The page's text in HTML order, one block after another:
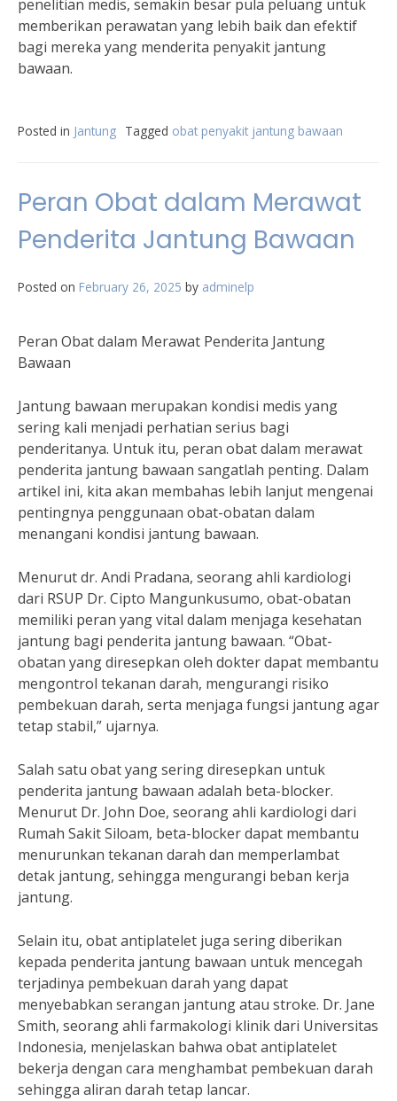
penelitian medis, semakin besar pula peluang untuk
memberikan perawatan yang lebih baik dan efektif
bagi mereka yang menderita penyakit jantung
bawaan.
Posted in Jantung Tagged obat penyakit jantung bawaan
Peran Obat dalam Merawat
Penderita Jantung Bawaan
Posted on February 26, 2025 by adminelp
Peran Obat dalam Merawat Penderita Jantung
Bawaan
Jantung bawaan merupakan kondisi medis yang
sering kali menjadi perhatian serius bagi
penderitanya. Untuk itu, peran obat dalam merawat
penderita jantung bawaan sangatlah penting. Dalam
artikel ini, kita akan membahas lebih lanjut mengenai
pentingnya penggunaan obat-obatan dalam
menangani kondisi jantung bawaan.
Menurut dr. Andi Pradana, seorang ahli kardiologi
dari RSUP Dr. Cipto Mangunkusumo, obat-obatan
memiliki peran yang vital dalam menjaga kesehatan
jantung bagi penderita jantung bawaan. “Obat-
obatan yang diresepkan oleh dokter dapat membantu
mengontrol tekanan darah, mengurangi risiko
pembekuan darah, serta menjaga fungsi jantung agar
tetap stabil,” ujarnya.
Salah satu obat yang sering diresepkan untuk
penderita jantung bawaan adalah beta-blocker.
Menurut Dr. John Doe, seorang ahli kardiologi dari
Rumah Sakit Siloam, beta-blocker dapat membantu
menurunkan tekanan darah dan memperlambat
detak jantung, sehingga mengurangi beban kerja
jantung.
Selain itu, obat antiplatelet juga sering diberikan
kepada penderita jantung bawaan untuk mencegah
terjadinya pembekuan darah yang dapat
menyebabkan serangan jantung atau stroke. Dr. Jane
Smith, seorang ahli farmakologi klinik dari Universitas
Indonesia, menjelaskan bahwa obat antiplatelet
bekerja dengan cara menghambat pembekuan darah
sehingga aliran darah tetap lancar.